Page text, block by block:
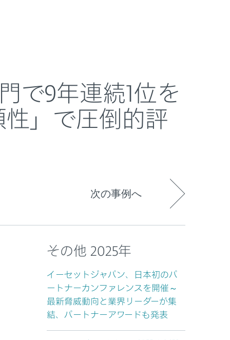
で9年連続1位を
」で圧倒的評
次の事例へ
その他 2025年
イーセットジャパン、日本初のパ
ートナーカンファレンスを開催～
最新脅威動向と業界リーダーが集
結、パートナーアワードも発表